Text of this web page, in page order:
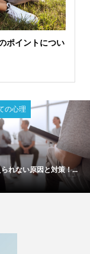
ポイントについ
の心理
れない原因と対策！...